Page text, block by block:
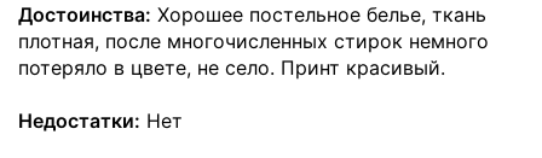
Достоинства: Хорошее постельное белье, ткань
плотная, после многочисленных стирок немного
потеряло в цвете, не село. Принт красивый.
Недостатки: Нет